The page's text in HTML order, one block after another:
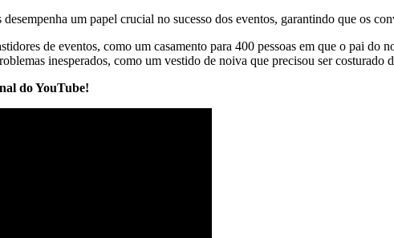
um papel crucial no sucesso dos eventos, garantindo que os
de eventos, como um casamento para 400 pessoas em que o pai
inesperados, como um vestido de noiva que precisou ser costurado
do YouTube!